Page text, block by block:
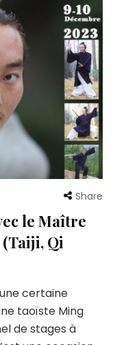
Share
le Maître
(Taiji, Qi
certaine
taoïste Ming
de stages à